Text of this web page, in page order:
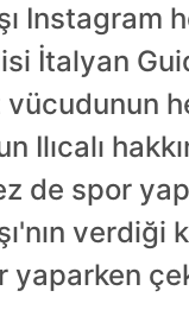
Instagram
İtalyan
vücudunun
Ilıcalı
de spor
yaparken